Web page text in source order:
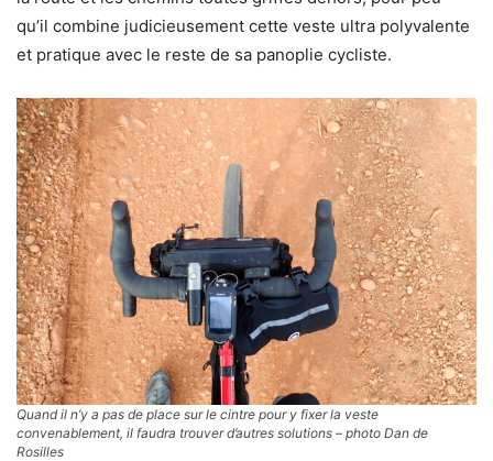
qu’il combine judicieusement cette veste ultra polyvalente
et pratique avec le reste de sa panoplie cycliste.
Quand il n’y a pas de place sur le cintre pour y fixer la veste
convenablement, il faudra trouver d’autres solutions – photo Dan de
Rosilles